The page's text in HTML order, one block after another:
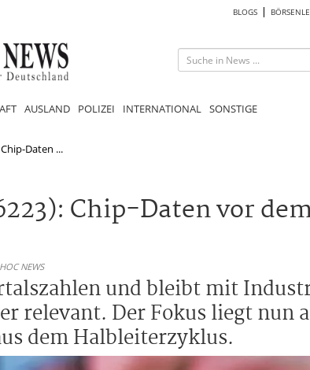
BLOGS
AUSLAND POLIZEI INTERNATIONAL SONSTIGE
Daten ...
Chip-Daten vor
NEWS
und bleibt mit
relevant. Der Fokus liegt nun
dem Halbleiterzyklus.